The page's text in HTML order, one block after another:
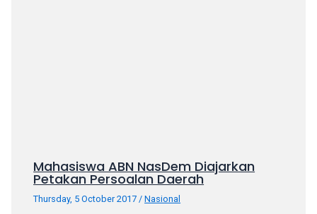
Mahasiswa ABN NasDem Diajarkan
Petakan Persoalan Daerah
Thursday, 5 October 2017/Nasional